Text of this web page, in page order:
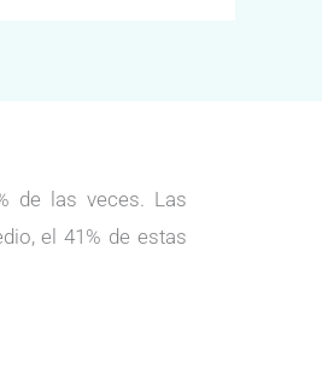
de las veces. Las
el 41% de estas